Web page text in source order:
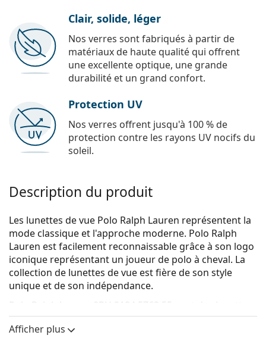
Clair, solide, léger
Nos verres sont fabriqués à partir de
matériaux de haute qualité qui offrent
une excellente optique, une grande
durabilité et un grand confort.
Protection UV
Nos verres offrent jusqu'à 100 % de
protection contre les rayons UV nocifs du
soleil.
Description du produit
Les lunettes de vue Polo Ralph Lauren représentent la
mode classique et l'approche moderne. Polo Ralph
Lauren est facilement reconnaissable grâce à son logo
iconique représentant un joueur de polo à cheval. La
collection de lunettes de vue est fière de son style
unique et de son indépendance.
Polo Ralph Lauren 0PH 2184 5763 55 sont des lunettes
pour hommes.
Monture de lunettes de vue
Afficher plus